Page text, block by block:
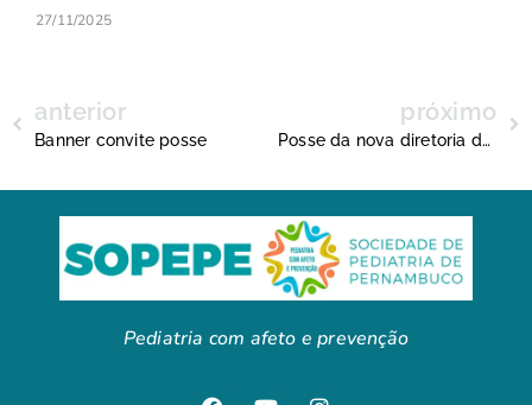
27/11/2025
anterior
Banner convite posse
próximo
Posse da nova diretoria da SOPEPE
Pediatria com afeto e prevenção